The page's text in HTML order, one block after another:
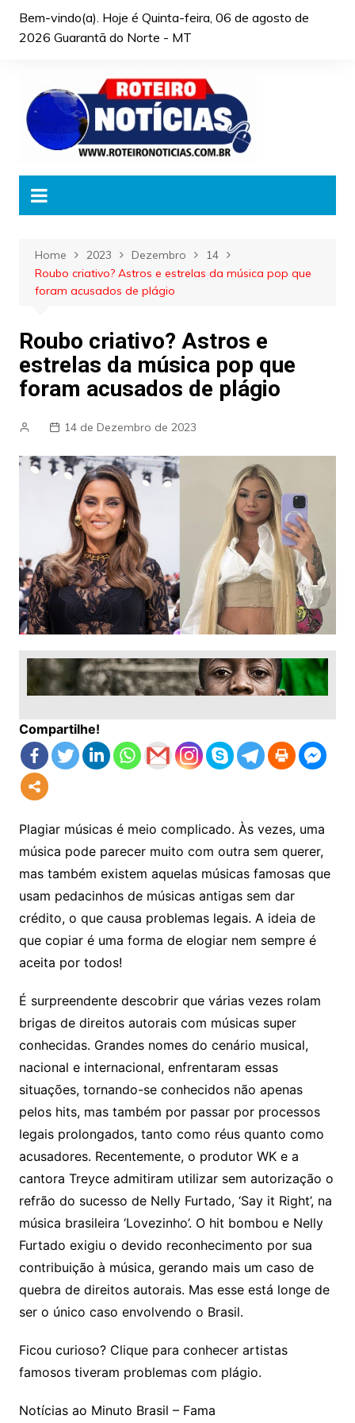
Bem-vindo(a). Hoje é Quinta-feira, 06 de agosto de
2026 Guarantã do Norte - MT
Home 2023 Dezembro
14
Roubo criativo? Astros e estrelas da música pop que
foram acusados de plágio
Roubo criativo? Astros e
estrelas da música pop que
foram acusados de plágio
14 de Dezembro de 2023
Compartilhe!
Plagiar músicas é meio complicado. Às vezes, uma
música pode parecer muito com outra sem querer,
mas também existem aquelas músicas famosas que
usam pedacinhos de músicas antigas sem dar
crédito, o que causa problemas legais. A ideia de
que copiar é uma forma de elogiar nem sempre é
aceita por todos!
É surpreendente descobrir que várias vezes rolam
brigas de direitos autorais com músicas super
conhecidas. Grandes nomes do cenário musical,
nacional e internacional, enfrentaram essas
situações, tornando-se conhecidos não apenas
pelos hits, mas também por passar por processos
legais prolongados, tanto como réus quanto como
acusadores. Recentemente, o produtor WK e a
cantora Treyce admitiram utilizar sem autorização o
refrão do sucesso de Nelly Furtado, ‘Say it Right’, na
música brasileira ‘Lovezinho’. O hit bombou e Nelly
Furtado exigiu o devido reconhecimento por sua
contribuição à música, gerando mais um caso de
quebra de direitos autorais. Mas esse está longe de
ser o único caso envolvendo o Brasil.
Ficou curioso? Clique para conhecer artistas
famosos tiveram problemas com plágio.
Notícias ao Minuto Brasil – Fama